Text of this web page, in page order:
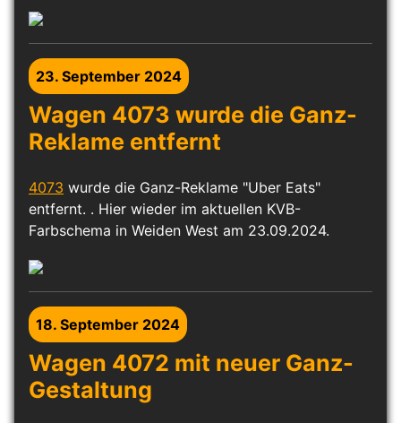
23. September 2024
Wagen 4073 wurde die Ganz-
Reklame entfernt
4073 wurde die Ganz-Reklame "Uber Eats"
entfernt. . Hier wieder im aktuellen KVB-
Farbschema in Weiden West am 23.09.2024.
18. September 2024
Wagen 4072 mit neuer Ganz-
Gestaltung